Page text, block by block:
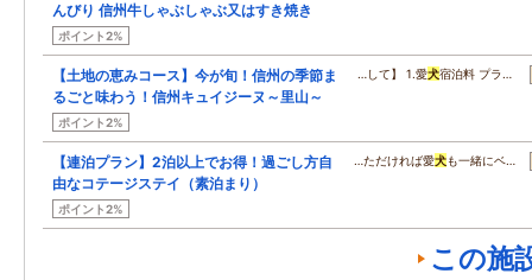
んびり 信州牛しゃぶしゃぶ又はすき焼き
ポイント2%
【土地の恵みコース】今が旬！信州の季節ま
るごと味わう！信州キュイジーヌ～里山～
ポイント2%
…して】 1.愛犬宿泊料 プラ…
【連泊プラン】2泊以上でお得！過ごし方自
由なコテージステイ（素泊まり）
ポイント2%
…ただければ愛犬も一緒にベ…
この施